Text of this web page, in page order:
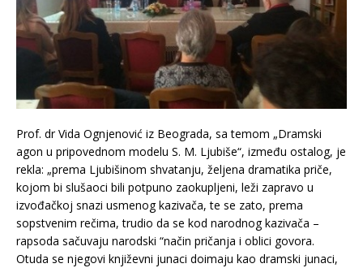
Prof. dr Vida Ognjenović iz Beograda, sa temom „Dramski
agon u pripovednom modelu S. M. Ljubiše“, između ostalog, je
rekla: „prema Ljubišinom shvatanju, željena dramatika priče,
kojom bi slušaoci bili potpuno zaokupljeni, leži zapravo u
izvođačkoj snazi usmenog kazivača, te se zato, prema
sopstvenim rečima, trudio da se kod narodnog kazivača –
rapsoda sačuvaju narodski “način pričanja i oblici govora.
Otuda se njegovi književni junaci doimaju kao dramski junaci,